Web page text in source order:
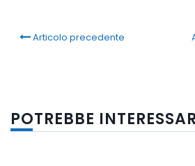
Articolo precedente
POTREBBE